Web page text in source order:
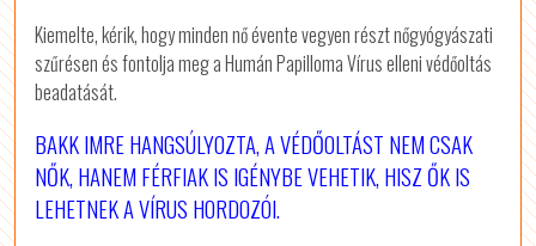
Kiemelte, kérik, hogy minden nő évente vegyen részt nőgyógyászati
szűrésen és fontolja meg a Humán Papilloma Vírus elleni védőoltás
beadatását.
BAKK IMRE HANGSÚLYOZTA, A VÉDŐOLTÁST NEM CSAK
NŐK, HANEM FÉRFIAK IS IGÉNYBE VEHETIK, HISZ ŐK IS
LEHETNEK A VÍRUS HORDOZÓI.